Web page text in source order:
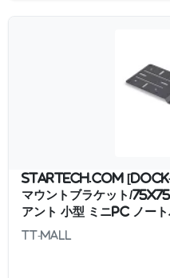
StarTech.com [DOCK-
マウントブラケット/
アント 小型 ミニPC ノー
TT-Mall